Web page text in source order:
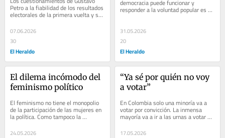
Petro a la fiabilidad de los resultados
electorales de la primera vuelta y su
abierta participación en esta
contienda...
07.06.2026
30
El Heraldo
democracia puede funcionar y
responder a la voluntad popular es
mediante el voto. Hoy el país tiene la
31.05.2026
20
El Heraldo
El dilema incómodo del
feminismo político
El feminismo no tiene el monopolio
de la participación de las mujeres en
la política. Como tampoco la
izquierda -como quedó ampliamente
demostrado...
24.05.2026
“Ya sé por quién no voy
a votar”
En Colombia solo una minoría va a
votar por convicción. La inmensa
mayoría va a ir a las urnas a votar en
contra de alguien o de algo. La...
17.05.2026